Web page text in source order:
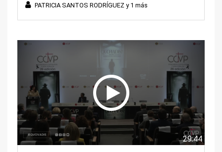
PATRICIA SANTOS RODRÍGUEZ y 1 más
29:44